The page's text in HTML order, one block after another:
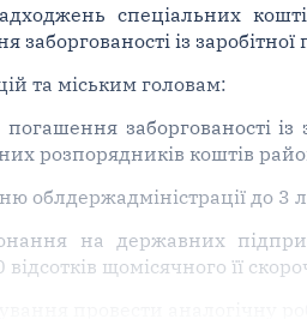
спеціальних
заборгованості із
та міським головам:
заборгованості
розпорядників коштів
облдержадміністрації до 3
на державних
щомісячного її